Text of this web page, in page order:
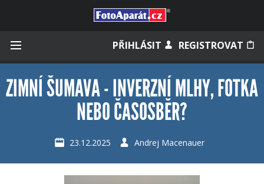
PŘIHLÁSIT REGISTROVAT
Zapamatovat
Měli jste účet na starém webu?
ZIMNÍ ŠUMAVA - INVERZNÍ MLHY, FOTKA
NEBO ČASOSBĚR?
23.12.2025 Andrej Macenauer